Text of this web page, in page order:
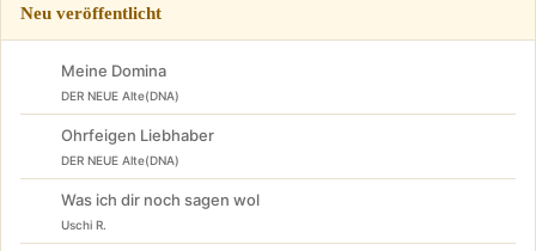
Neu veröffentlicht
Meine Domina
DER NEUE Alte(DNA)
Ohrfeigen Liebhaber
DER NEUE Alte(DNA)
Was ich dir noch sagen wol
Uschi R.